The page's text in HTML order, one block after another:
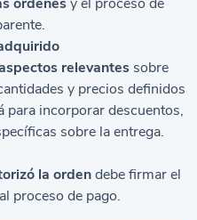
relevantes sobre
y precios definidos
para incorporar descuentos,
sobre la entrega.
la ordendebe firmar el
proceso de pago.